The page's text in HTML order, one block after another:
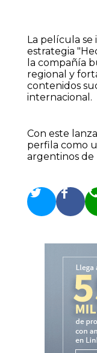
La película se
estrategia
la compañía
regional y
contenidos
internacional.
Con este
perfila como
argentinos de